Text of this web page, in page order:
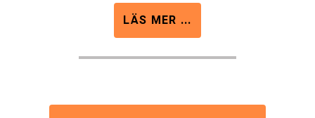
Gul. FDA godkänt material samt godkänd för
livsmedelskontakt. Finns även i blå, vit och
röd. För övriga färger (grön) kontakta oss.
LÄS MER ...